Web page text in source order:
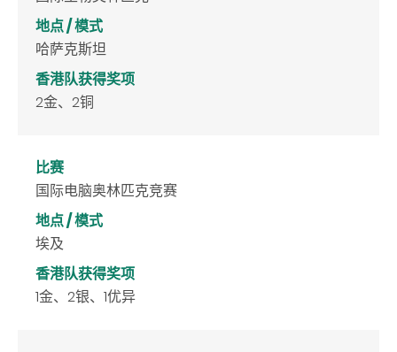
地点 / 模式
哈萨克斯坦
香港队获得奖项
2金、2铜
比赛
国际电脑奥林匹克竞赛
地点 / 模式
埃及
香港队获得奖项
1金、2银、1优异